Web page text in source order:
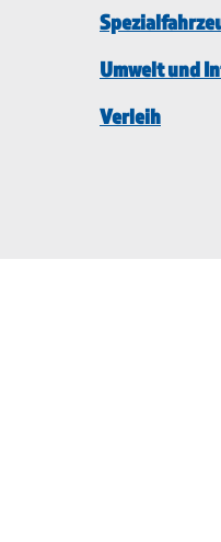
Umwelt und
Verleih